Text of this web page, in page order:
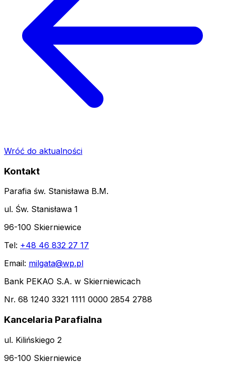
Wróć do aktualności
Kontakt
Parafia św. Stanisława B.M.
ul. Św. Stanisława 1
96-100 Skierniewice
Tel: +48 46 832 27 17
Email: milgata@wp.pl
Bank PEKAO S.A. w Skierniewicach
Nr. 68 1240 3321 1111 0000 2854 2788
Kancelaria Parafialna
ul. Kilińskiego 2
96-100 Skierniewice